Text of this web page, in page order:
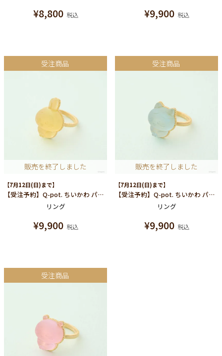
¥8,800 税込 ¥9,900 税込
受注商品
販売を終了しました
【7月12日(日)まで】
【受注予約】Q-pot. ちいかわ パートドゥフリュイ リング(うさぎ)
リング
¥9,900 税込
受注商品
販売を終了しました
【7月12日(日)まで】
【受注予約】Q-pot. ちいかわ パートドゥフリュイ リング(ハチワレ)
リング
¥9,900 税込
受注商品